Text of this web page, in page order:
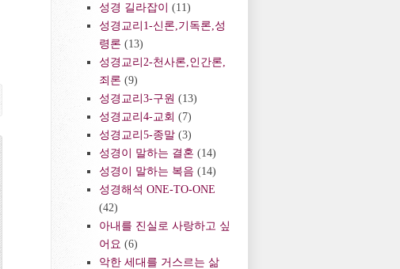
성경 길라잡이 (11)
성경교리1-신론,기독론,성
령론 (13)
성경교리2-천사론,인간론,
죄론 (9)
성경교리3-구원 (13)
성경교리4-교회 (7)
성경교리5-종말 (3)
성경이 말하는 결혼 (14)
성경이 말하는 복음 (14)
성경해석 ONE-TO-ONE
(42)
아내를 진실로 사랑하고 싶
어요 (6)
악한 세대를 거스르는 삶